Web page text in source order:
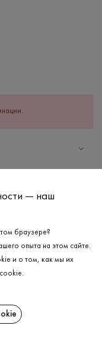
— наш
браузере?
опыта на этом сайте.
и о том, как мы их
.